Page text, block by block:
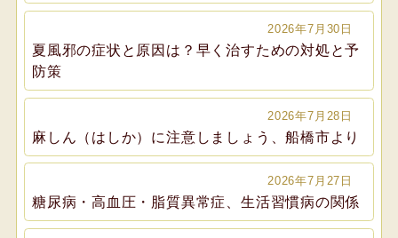
2026年7月30日
夏風邪の症状と原因は？早く治すための対処と予
防策
2026年7月28日
麻しん（はしか）に注意しましょう、船橋市より
2026年7月27日
糖尿病・高血圧・脂質異常症、生活習慣病の関係